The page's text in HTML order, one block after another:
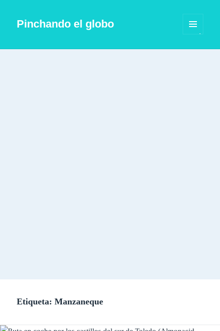
Pinchando el globo
WIDGETS
Etiqueta:Manzaneque